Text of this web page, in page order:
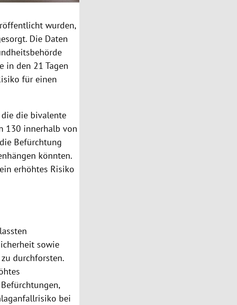
wurden,
Die Daten
in den 21 Tagen
für einen
die die bivalente
130 innerhalb von
Befürchtung
könnten.
erhöhtes Risiko
sowie
durchforsten.
bei